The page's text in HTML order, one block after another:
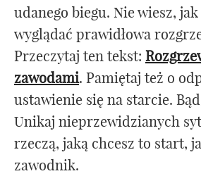
udanego biegu. Nie wiesz,
wyglądać prawidłowa
Przeczytaj ten tekst:
zawodami. Pamiętaj też o
ustawienie się na starcie.
Unikaj nieprzewidzianych
rzeczą, jaką chcesz to start,
zawodnik.